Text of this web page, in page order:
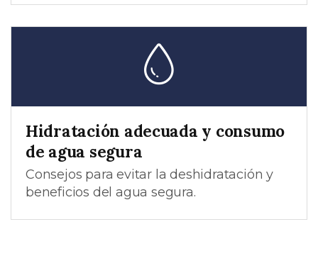
Hidratación adecuada y consumo
de agua segura
Consejos para evitar la deshidratación y
beneficios del agua segura.